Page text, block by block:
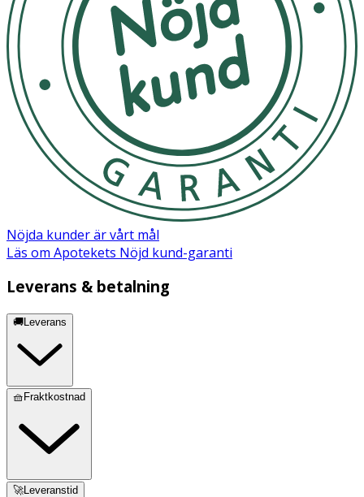
Butyl Acetate Ethyl Acetate Nitrocellulose Adipic
Acid/Neopentyl Glycol/Trimellitic Anhydride Copolymer
Acetyl Tributyl Citrate Isopropyl Alcohol CI 77891
Synthetic Fluorphlogopite Stearalkonium Bentonite
Acrylates Copolymer Sucrose Acetate Isobutyrate N-Butyl
Alcohol Etocrylene Silica Diacetone Alcohol Tin Oxide
Phosphoric Acid Dimethicone CI 15850
Trimethylsiloxysilicate Trimethylpentanediyl Dibenzoate
CI 19140 CI 77499 CI 77510
Nöjda kunder är vårt mål
Läs om Apotekets Nöjd kund-garanti
Leverans & betalning
🚚Leverans
🧺Fraktkostnad
🚀Leveranstid